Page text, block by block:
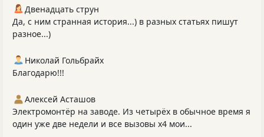
Двенадцать струн
Да, с ним странная история...) в разных статьях пишут
разное...)
Николай Гольбрайх
Благодарю!!!
Алексей Асташов
Электромонтёр на заводе. Из четырёх в обычное время я
один уже две недели и все вызовы х4 мои...